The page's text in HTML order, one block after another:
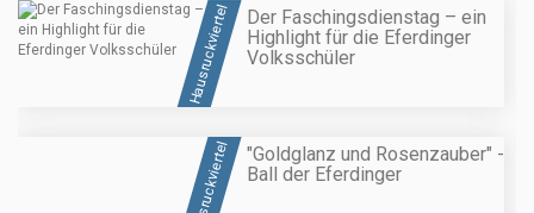
Hausruckviertel
Der Faschingsdienstag – ein
Highlight für die Eferdinger
Volksschüler
Hausruckviertel
"Goldglanz und Rosenzauber" -
Ball der Eferdinger